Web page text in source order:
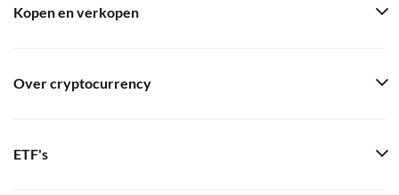
Kopen en verkopen
Over cryptocurrency
ETF's